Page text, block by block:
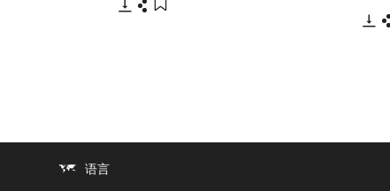
语言